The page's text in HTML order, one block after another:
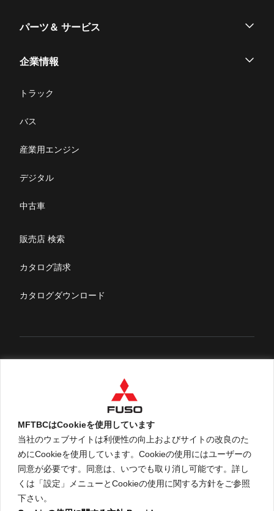
MFTBCはCookieを使用しています
当社のウェブサイトは利便性の向上およびサイトの改良のた
めにCookieを使用しています。Cookieの使用にはユーザーの
同意が必要です。同意は、いつでも取り消し可能です。詳し
くは「設定」メニューとCookieの使用に関する方針をご参照
下さい。
パーツ＆ サービス
パーツ
企業情報
企業情報
お問い合わせ
ニュース・お知らせ
採用情報
リコール情報
特定整備(自動車一覧表）
ふそうライフ
FUSOマガジン
トラック
バス
産業用エンジン
デジタル
中古車
販売店 検索
カタログ請求
カタログダウンロード
An ARCHION Group Company